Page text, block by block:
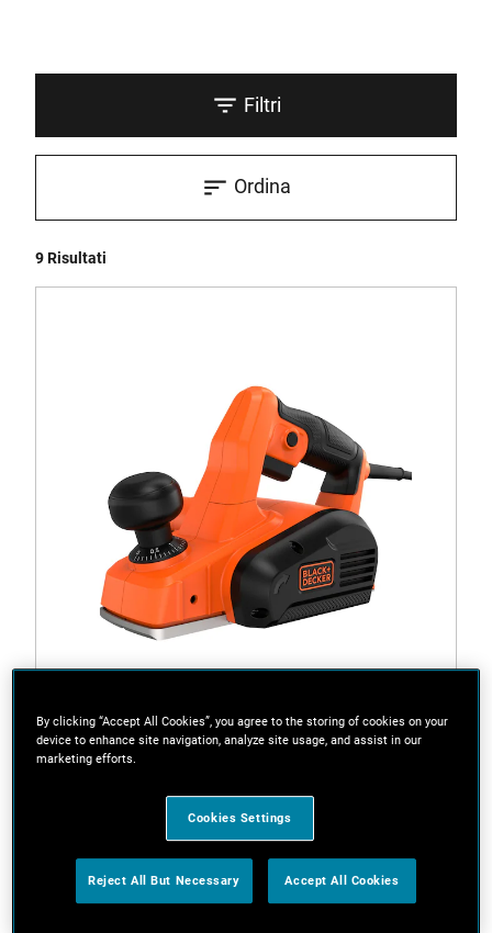
Filtri
9 Risultati
Ordina
Pialla per battute da 710 W
By clicking “Accept All Cookies”, you agree to the storing of cookies on your
device to enhance site navigation, analyze site usage, and assist in our
marketing efforts.
Cookies Settings
Reject All But Necessary Accept All Cookies